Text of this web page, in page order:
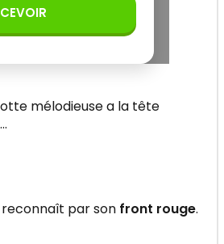
je ressemble...
mélodieuse a la tête
...
par son front rouge.